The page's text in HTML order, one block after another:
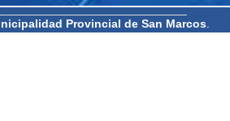
Provincial de San Marcos.